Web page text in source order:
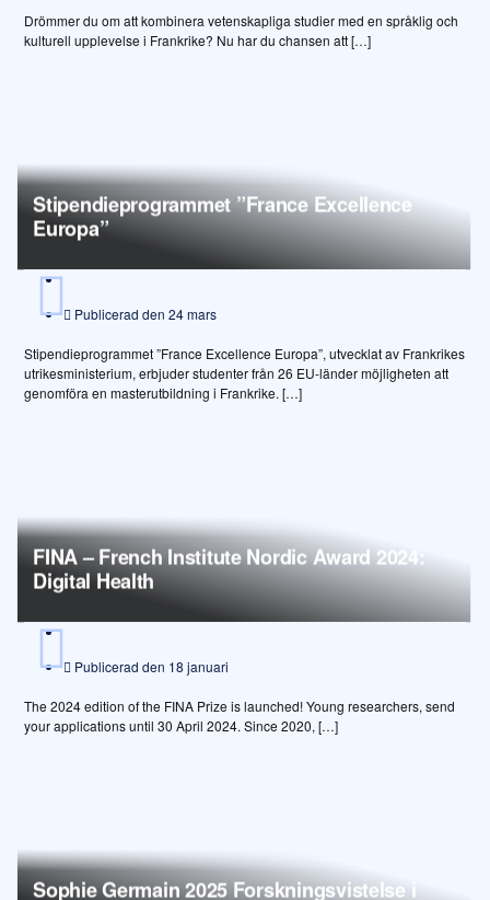
Drömmer du om att kombinera vetenskapliga studier med en språklig och
kulturell upplevelse i Frankrike? Nu har du chansen att […]
Stipendieprogrammet ”France Excellence
Europa”
Publicerad den 24 mars
Stipendieprogrammet ”France Excellence Europa”, utvecklat av Frankrikes
utrikesministerium, erbjuder studenter från 26 EU-länder möjligheten att
genomföra en masterutbildning i Frankrike. […]
FINA – French Institute Nordic Award 2024:
Digital Health
Publicerad den 18 januari
The 2024 edition of the FINA Prize is launched! Young researchers, send
your applications until 30 April 2024. Since 2020, […]
Sophie Germain 2025 Forskningsvistelse i